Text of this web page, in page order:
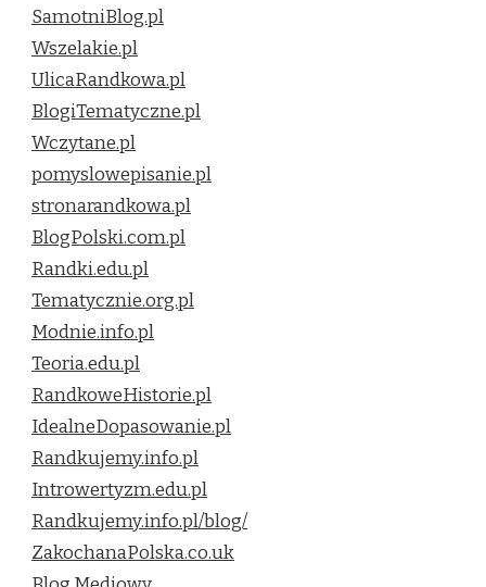
SamotniBlog.pl
Wszelakie.pl
UlicaRandkowa.pl
BlogiTematyczne.pl
Wczytane.pl
pomyslowepisanie.pl
stronarandkowa.pl
BlogPolski.com.pl
Randki.edu.pl
Tematycznie.org.pl
Modnie.info.pl
Teoria.edu.pl
RandkoweHistorie.pl
IdealneDopasowanie.pl
Randkujemy.info.pl
Introwertyzm.edu.pl
Randkujemy.info.pl/blog/
ZakochanaPolska.co.uk